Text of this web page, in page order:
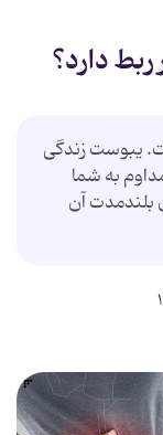
دارد؟
یبوست زندگی
به شما
آن